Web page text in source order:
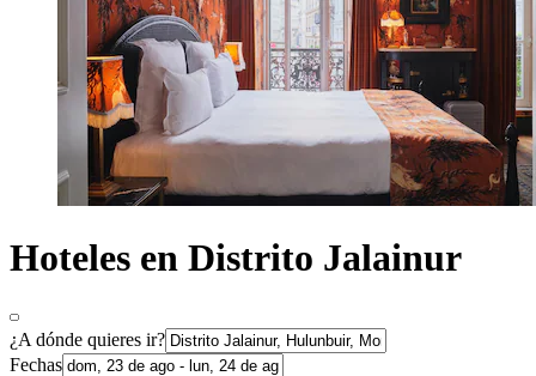
Hoteles en Distrito Jalainur
¿A dónde quieres ir?
Fechas